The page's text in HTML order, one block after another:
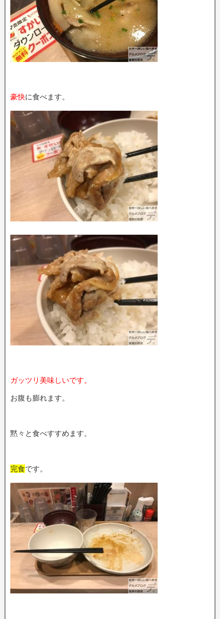
豪快に食べます。
ガッツリ美味しいです。
お腹も膨れます。
黙々と食べすすめます。
完食です。